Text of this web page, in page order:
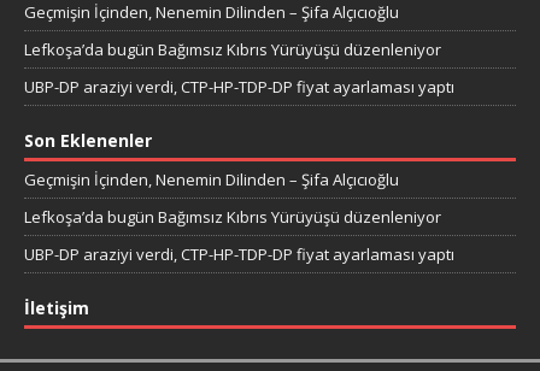
Geçmişin İçinden, Nenemin Dilinden – Şifa Alçıcıoğlu
Lefkoşa’da bugün Bağımsız Kıbrıs Yürüyüşü düzenleniyor
UBP-DP araziyi verdi, CTP-HP-TDP-DP fiyat ayarlaması yaptı
Son Eklenenler
Geçmişin İçinden, Nenemin Dilinden – Şifa Alçıcıoğlu
Lefkoşa’da bugün Bağımsız Kıbrıs Yürüyüşü düzenleniyor
UBP-DP araziyi verdi, CTP-HP-TDP-DP fiyat ayarlaması yaptı
İletişim